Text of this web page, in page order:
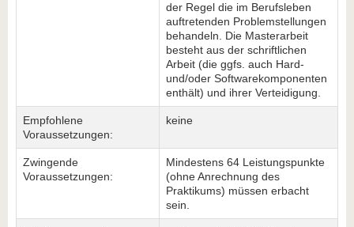
der Regel die im Berufsleben
auftretenden Problemstellungen
behandeln. Die Masterarbeit
besteht aus der schriftlichen
Arbeit (die ggfs. auch Hard-
und/oder Softwarekomponenten
enthält) und ihrer Verteidigung.
Empfohlene
Voraussetzungen:
keine
Zwingende
Voraussetzungen:
Mindestens 64 Leistungspunkte
(ohne Anrechnung des
Praktikums) müssen erbacht
sein.